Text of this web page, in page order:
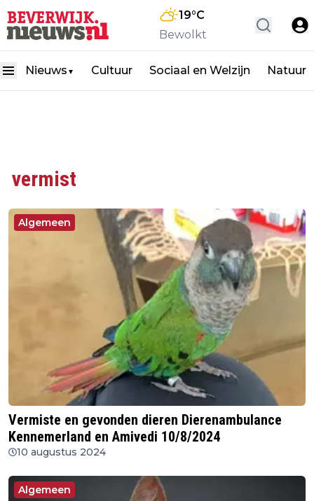
19°C
Bewolkt
Nieuws ▼ Cultuur Sociaal en Welzijn Natuur
vermist
Algemeen
Vermiste en gevonden dieren Dierenambulance
Kennemerland en Amivedi 10/8/2024
10 augustus 2024
Algemeen